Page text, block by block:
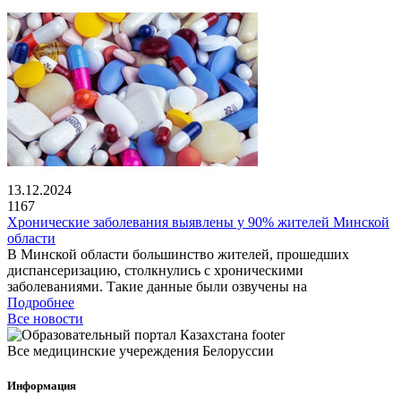
13.12.2024
1167
Хронические заболевания выявлены у 90% жителей Минской
области
В Минской области большинство жителей, прошедших
диспансеризацию, столкнулись с хроническими
заболеваниями. Такие данные были озвучены на
Подробнее
Все новости
Все медицинские учереждения Белоруссии
Информация